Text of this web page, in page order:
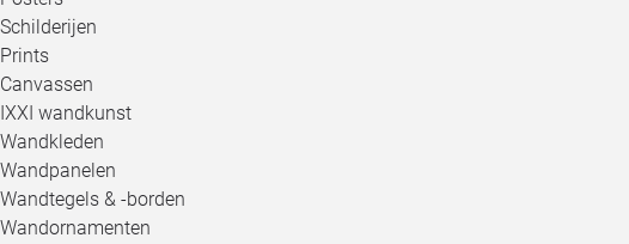
Schilderijen
Prints
Canvassen
IXXI wandkunst
Wandkleden
Wandpanelen
Wandtegels & -borden
Wandornamenten